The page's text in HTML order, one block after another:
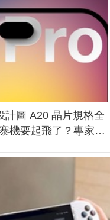
計圖 A20 晶片規格全
機要起飛了？專家曝
大關鍵